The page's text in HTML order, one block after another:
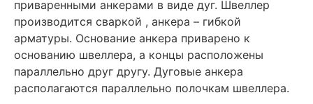
приваренными анкерами в виде дуг. Швеллер
производится сваркой , анкера – гибкой
арматуры. Основание анкера приварено к
основанию швеллера, а концы расположены
параллельно друг другу. Дуговые анкера
располагаются параллельно полочкам швеллера.